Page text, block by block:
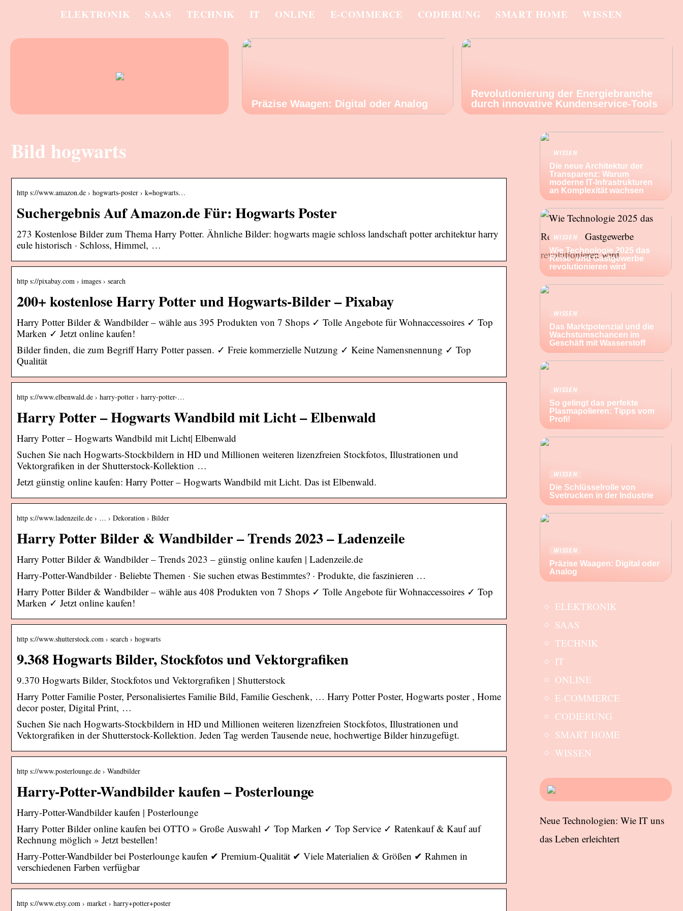
ELEKTRONIK SAAS TECHNIK IT ONLINE E-COMMERCE CODIERUNG SMART HOME WISSEN
Präzise Waagen: Digital oder Analog
Revolutionierung der Energiebranche
durch innovative Kundenservice-Tools
Bild hogwarts
http s://www.amazon.de › hogwarts-poster › k=hogwarts…
Suchergebnis Auf Amazon.de Für: Hogwarts Poster
273 Kostenlose Bilder zum Thema Harry Potter. Ähnliche Bilder: hogwarts magie schloss landschaft potter architektur harry
eule historisch · Schloss, Himmel, …
http s://pixabay.com › images › search
200+ kostenlose Harry Potter und Hogwarts-Bilder – Pixabay
Harry Potter Bilder & Wandbilder – wähle aus 395 Produkten von 7 Shops ✓ Tolle Angebote für Wohnaccessoires ✓ Top
Marken ✓ Jetzt online kaufen!
Bilder finden, die zum Begriff Harry Potter passen. ✓ Freie kommerzielle Nutzung ✓ Keine Namensnennung ✓ Top
Qualität
http s://www.elbenwald.de › harry-potter › harry-potter-…
Harry Potter – Hogwarts Wandbild mit Licht – Elbenwald
Harry Potter – Hogwarts Wandbild mit Licht| Elbenwald
Suchen Sie nach Hogwarts-Stockbildern in HD und Millionen weiteren lizenzfreien Stockfotos, Illustrationen und
Vektorgrafiken in der Shutterstock-Kollektion …
Jetzt günstig online kaufen: Harry Potter – Hogwarts Wandbild mit Licht. Das ist Elbenwald.
http s://www.ladenzeile.de › … › Dekoration › Bilder
Harry Potter Bilder & Wandbilder – Trends 2023 – Ladenzeile
Harry Potter Bilder & Wandbilder – Trends 2023 – günstig online kaufen | Ladenzeile.de
Harry-Potter-Wandbilder · Beliebte Themen · Sie suchen etwas Bestimmtes? · Produkte, die faszinieren …
Harry Potter Bilder & Wandbilder – wähle aus 408 Produkten von 7 Shops ✓ Tolle Angebote für Wohnaccessoires ✓ Top
Marken ✓ Jetzt online kaufen!
http s://www.shutterstock.com › search › hogwarts
9.368 Hogwarts Bilder, Stockfotos und Vektorgrafiken
9.370 Hogwarts Bilder, Stockfotos und Vektorgrafiken | Shutterstock
Harry Potter Familie Poster, Personalisiertes Familie Bild, Familie Geschenk, … Harry Potter Poster, Hogwarts poster , Home
decor poster, Digital Print, …
Suchen Sie nach Hogwarts-Stockbildern in HD und Millionen weiteren lizenzfreien Stockfotos, Illustrationen und
Vektorgrafiken in der Shutterstock-Kollektion. Jeden Tag werden Tausende neue, hochwertige Bilder hinzugefügt.
http s://www.posterlounge.de › Wandbilder
Harry-Potter-Wandbilder kaufen – Posterlounge
Harry-Potter-Wandbilder kaufen | Posterlounge
Harry Potter Bilder online kaufen bei OTTO » Große Auswahl ✓ Top Marken ✓ Top Service ✓ Ratenkauf & Kauf auf
Rechnung möglich » Jetzt bestellen!
Harry-Potter-Wandbilder bei Posterlounge kaufen ✔ Premium-Qualität ✔ Viele Materialien & Größen ✔ Rahmen in
verschiedenen Farben verfügbar
http s://www.etsy.com › market › harry+potter+poster
WISSEN
Die neue Architektur der
Transparenz: Warum
moderne IT-Infrastrukturen
an Komplexität wachsen
WISSEN
Wie Technologie 2025 das
Reise- und Gastgewerbe
revolutionieren wird
WISSEN
Das Marktpotenzial und die
Wachstumschancen im
Geschäft mit Wasserstoff
WISSEN
So gelingt das perfekte
Plasmapolieren: Tipps vom
Profi!
WISSEN
Die Schlüsselrolle von
Svetrucken in der Industrie
WISSEN
Präzise Waagen: Digital oder
Analog
ELEKTRONIK
SAAS
TECHNIK
IT
ONLINE
E-COMMERCE
CODIERUNG
SMART HOME
WISSEN
Neue Technologien: Wie IT uns
das Leben erleichtert